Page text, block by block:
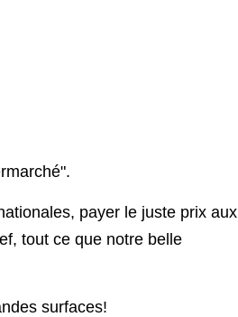
payer le juste prix aux
tout ce que notre belle
surfaces!